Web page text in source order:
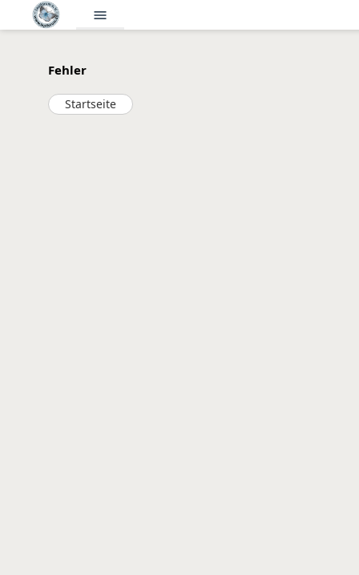
menu
Fehler
Startseite